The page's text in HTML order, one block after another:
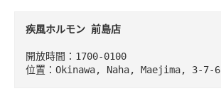
疾風ホルモン 前島店
開放時間：1700-0100
位置：Okinawa, Naha, Maejima, 3-7-6